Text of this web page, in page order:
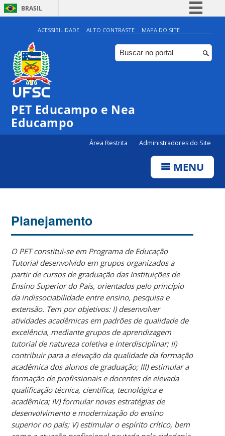
BRASIL
Simplifique!
Comunica BR
Participe
ACESSIBILIDADE ALTO CONTRASTE MAPA DO SITE
PET Educampo e Nea
Educampo
Área Restrita Administradores do Site
MENU
Planejamento
O PET constitui-se em Programa de Educação
Tutorial desenvolvido em grupos organizados a
partir de cursos de graduação das Instituições de
Ensino Superior do País, orientados pelo princípio
da indissociabilidade entre ensino, pesquisa e
extensão. Tem por objetivos: I) desenvolver
atividades acadêmicas em padrões de qualidade de
excelência, mediante grupos de aprendizagem
tutorial de natureza coletiva e interdisciplinar; II)
contribuir para a elevação da qualidade da formação
acadêmica dos alunos de graduação; III) estimular a
formação de profissionais e docentes de elevada
qualificação técnica, científica, tecnológica e
acadêmica; IV) formular novas estratégias de
desenvolvimento e modernização do ensino
superior no país; V) estimular o espírito crítico, bem